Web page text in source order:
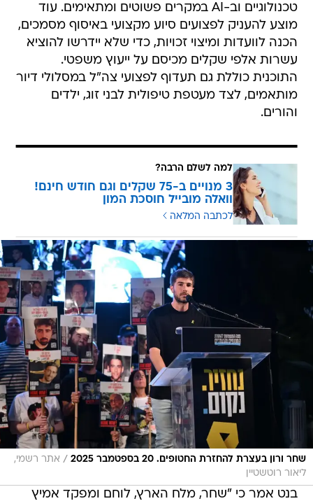
טכנולוגיים וב-AI במקרים פשוטים ומתאימים. עוד
מוצע להעניק לפצועים סיוע מקצועי באיסוף מסמכים,
הכנה לוועדות ומיצוי זכויות, כדי שלא יידרשו להוציא
עשרות אלפי שקלים מכיסם על ייעוץ משפטי.
התוכנית כוללת גם תעדוף לפצועי צה"ל במסלולי דיור
מותאמים, לצד מעטפת טיפולית לבני זוג, ילדים
והורים.
למה לשלם הרבה?
3 מנויים ב-75 שקלים וגם חודש חינם!
וואלה מובייל חוסכת המון
לכתבה המלאה
שחר ורון בעצרת להחזרת החטופים. 20 בספטמבר 2025 / אתר רשמי,
ליאור רוטשטיין
בנט אמר כי "שחר, מלח הארץ, לוחם ומפקד אמיץ